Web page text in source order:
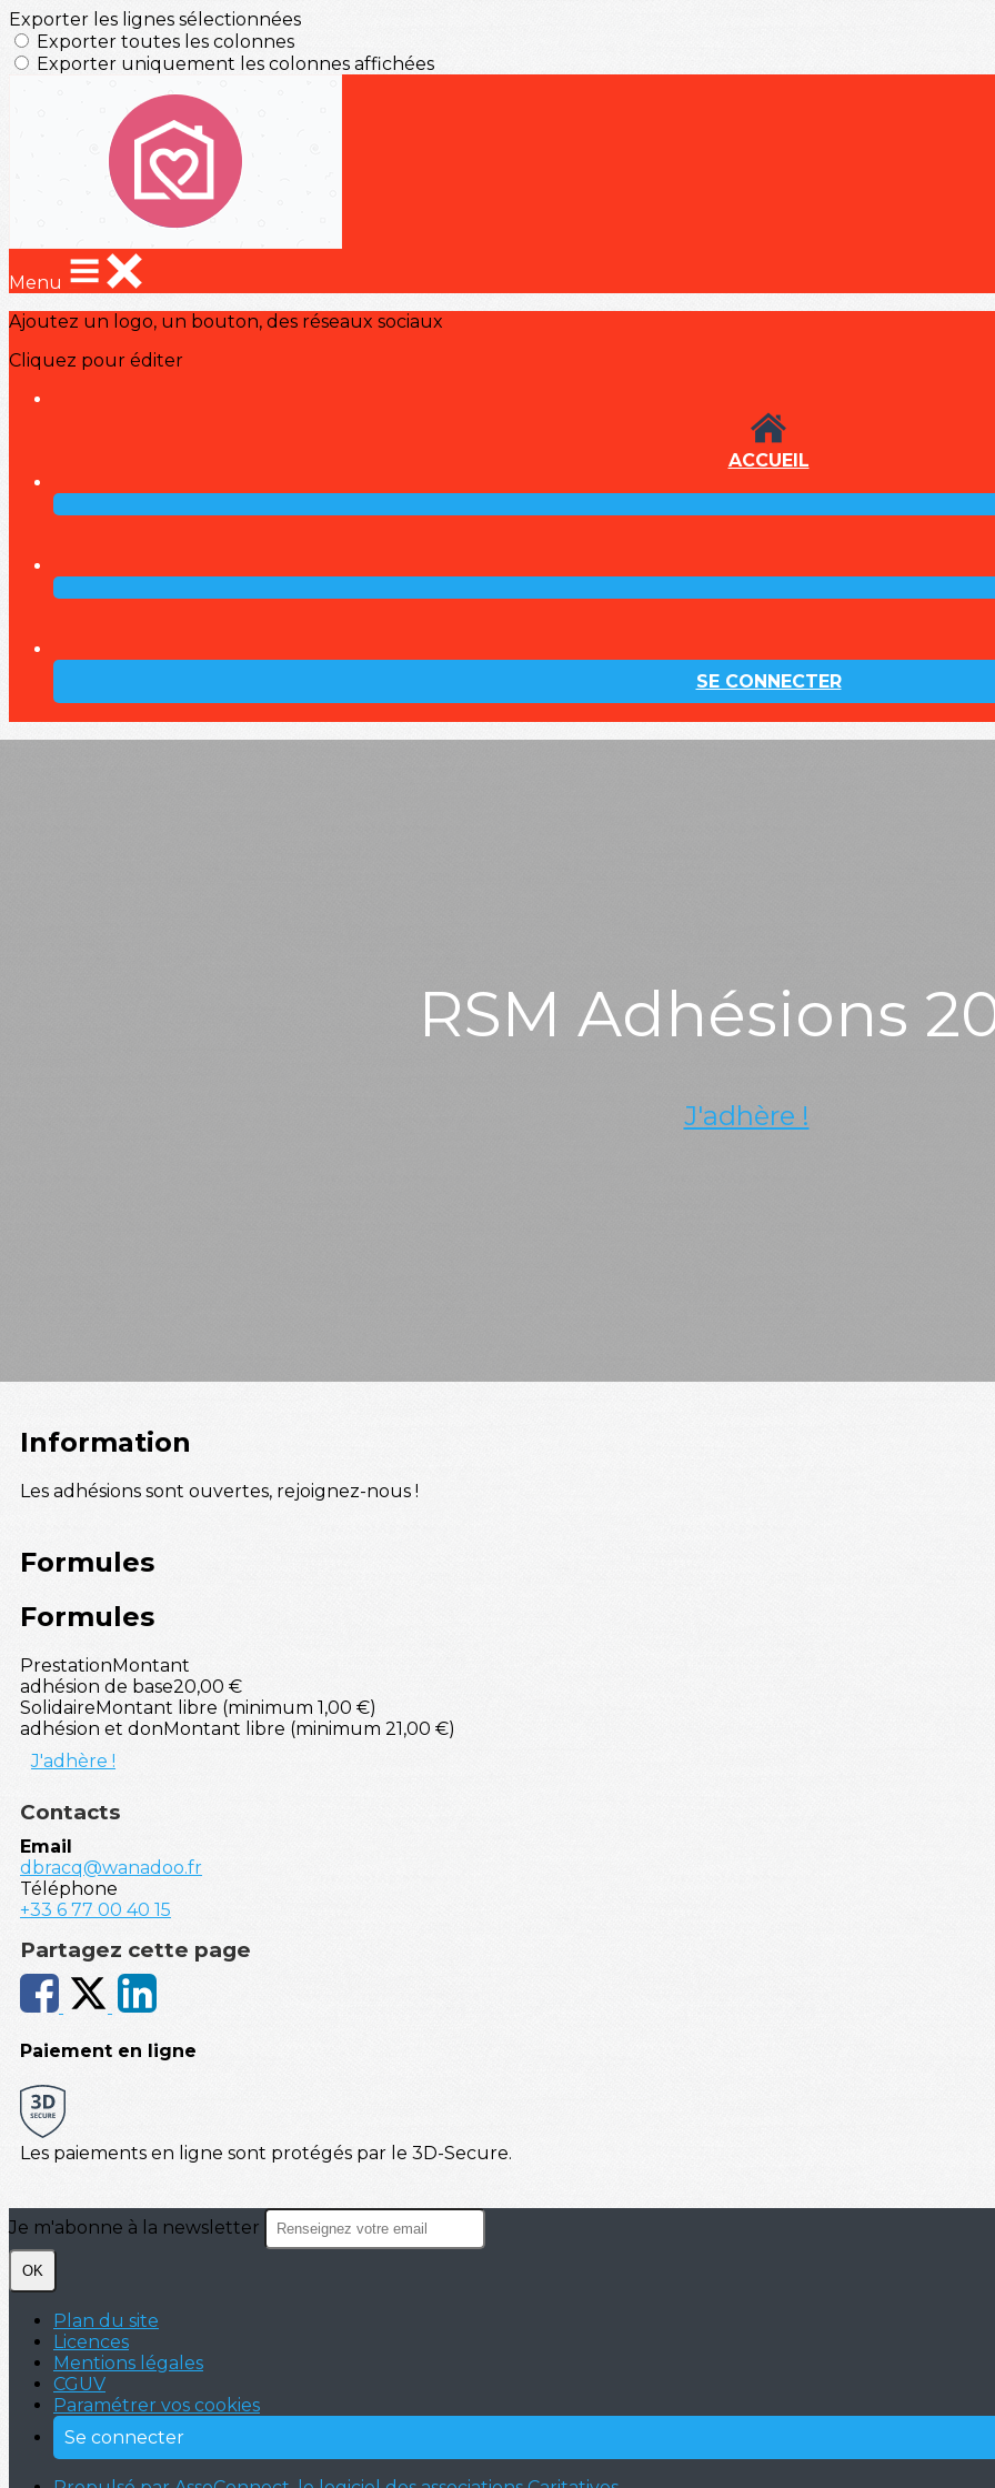
Exporter les lignes sélectionnées
Exporter toutes les colonnes
Exporter uniquement les colonnes affichées
Menu
Ajoutez un logo, un bouton, des réseaux sociaux
Cliquez pour éditer
ACCUEIL
SE CONNECTER
RSM Adhésions
J'adhère !
Information
Les adhésions sont ouvertes, rejoignez-nous !
Formules
Formules
PrestationMontant
adhésion de base20,00 €
SolidaireMontant libre (minimum 1,00 €)
adhésion et donMontant libre (minimum 21,00 €)
J'adhère !
Contacts
Email
dbracq@wanadoo.fr
Téléphone
+33 6 77 00 40 15
Partagez cette page
Paiement en ligne
Les paiements en ligne sont protégés par le 3D-Secure.
Je m'abonne à la newsletter
OK
Plan du site
Licences
Mentions légales
CGUV
Paramétrer vos cookies
Se connecter